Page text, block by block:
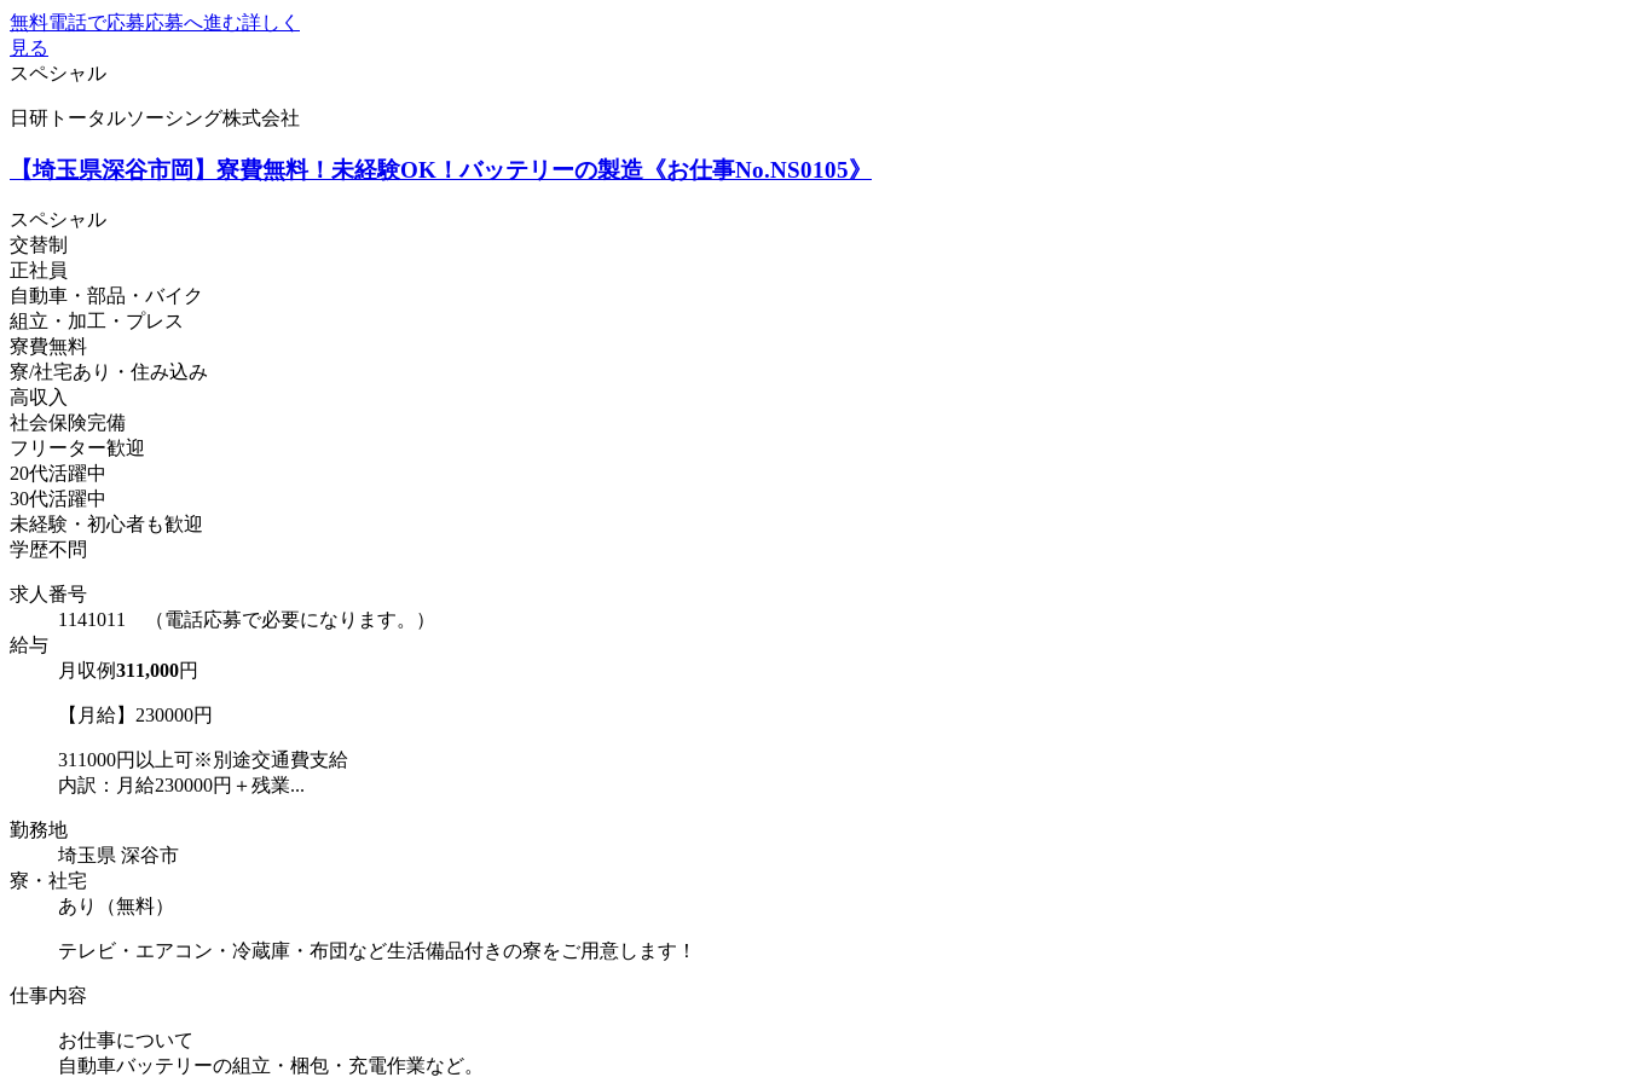
無料電話で応募応募へ進む詳しく
見る
スペシャル
日研トータルソーシング株式会社
【埼玉県深谷市岡】寮費無料！未経験OK！バッテリーの製造《お仕事No.NS0105》
スペシャル
交替制
正社員
自動車・部品・バイク
組立・加工・プレス
寮費無料
寮/社宅あり・住み込み
高収入
社会保険完備
フリーター歓迎
20代活躍中
30代活躍中
未経験・初心者も歓迎
学歴不問
求人番号
1141011 （電話応募で必要になります。）
給与
月収例311,000円
【月給】230000円
311000円以上可※別途交通費支給
内訳：月給230000円＋残業...
勤務地
埼玉県 深谷市
寮・社宅
あり（無料）
テレビ・エアコン・冷蔵庫・布団など生活備品付きの寮をご用意します！
仕事内容
お仕事について
自動車バッテリーの組立・梱包・充電作業など。